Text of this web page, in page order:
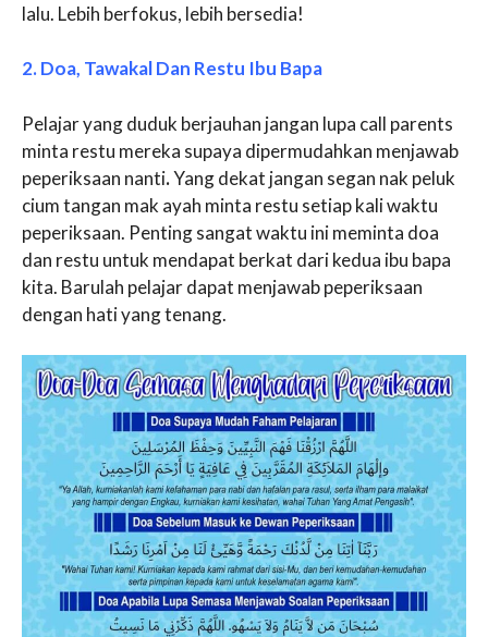
lalu. Lebih berfokus, lebih bersedia!
2. Doa, Tawakal Dan Restu Ibu Bapa
Pelajar yang duduk berjauhan jangan lupa call parents
minta restu mereka supaya dipermudahkan menjawab
peperiksaan nanti.Yang dekat jangan segan nak peluk
cium tangan mak ayah minta restu setiap kali waktu
peperiksaan. Penting sangat waktu ini meminta doa
dan restu untuk mendapat berkat dari kedua ibu bapa
kita. Barulah pelajar dapat menjawab peperiksaan
dengan hati yang tenang.